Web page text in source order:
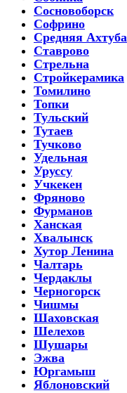
Сосновоборск
Софрино
Средняя Ахтуба
Ставрово
Стрельна
Стройкерамика
Томилино
Топки
Тульский
Тутаев
Тучково
Удельная
Уруссу
Учкекен
Фряново
Фурманов
Ханская
Хвалынск
Хутор Ленина
Чалтарь
Чердаклы
Черногорск
Чишмы
Шаховская
Шелехов
Шушары
Эжва
Юргамыш
Яблоновский